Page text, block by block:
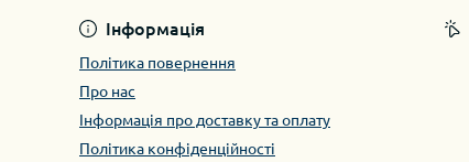
Інформація
Політика повернення
Про нас
Інформація про доставку та оплату
Політика конфіденційності